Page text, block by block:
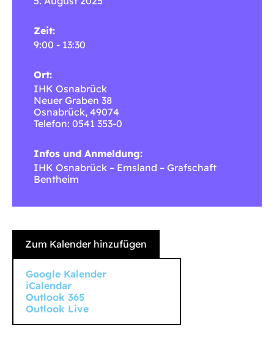
Zeit:
9:00 - 13:30
Ort:
IHK Osnabrück
Neuer Graben 38
Osnabrück, 49074
Telefon: 0541 353-0
Infos und Anmeldung:
IHK Osnabrück – Emsland – Grafschaft
Bentheim
Zum Kalender hinzufügen
Google Kalender
iCalendar
Outlook 365
Outlook Live